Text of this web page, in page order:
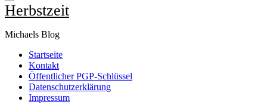
Herbstzeit
Michaels Blog
Startseite
Kontakt
Öffentlicher PGP-Schlüssel
Datenschutzerklärung
Impressum